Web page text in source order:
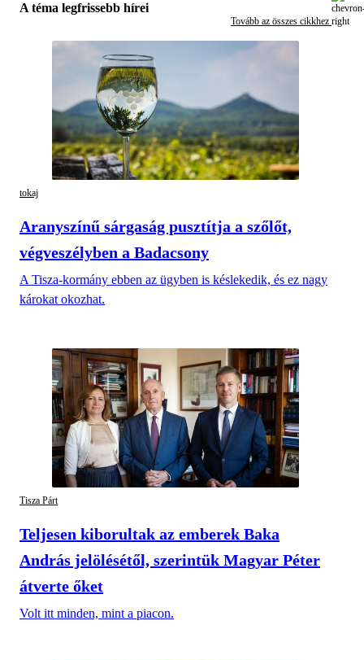
A téma legfrissebb hírei
Tovább az összes cikkhez
tokaj
Aranyszínű sárgaság pusztítja a szőlőt,
végveszélyben a Badacsony
A Tisza-kormány ebben az ügyben is késlekedik, és ez nagy
károkat okozhat.
Tisza Párt
Teljesen kiborultak az emberek Baka
András jelölésétől, szerintük Magyar Péter
átverte őket
Volt itt minden, mint a piacon.